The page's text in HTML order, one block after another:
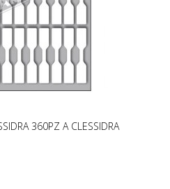
360PZ A CLESSIDRA